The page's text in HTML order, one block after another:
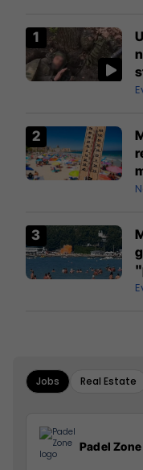
Jobs Real Estate
Padel Zone